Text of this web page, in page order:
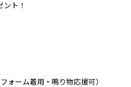
ト！
ォーム着用・鳴り物応援可）